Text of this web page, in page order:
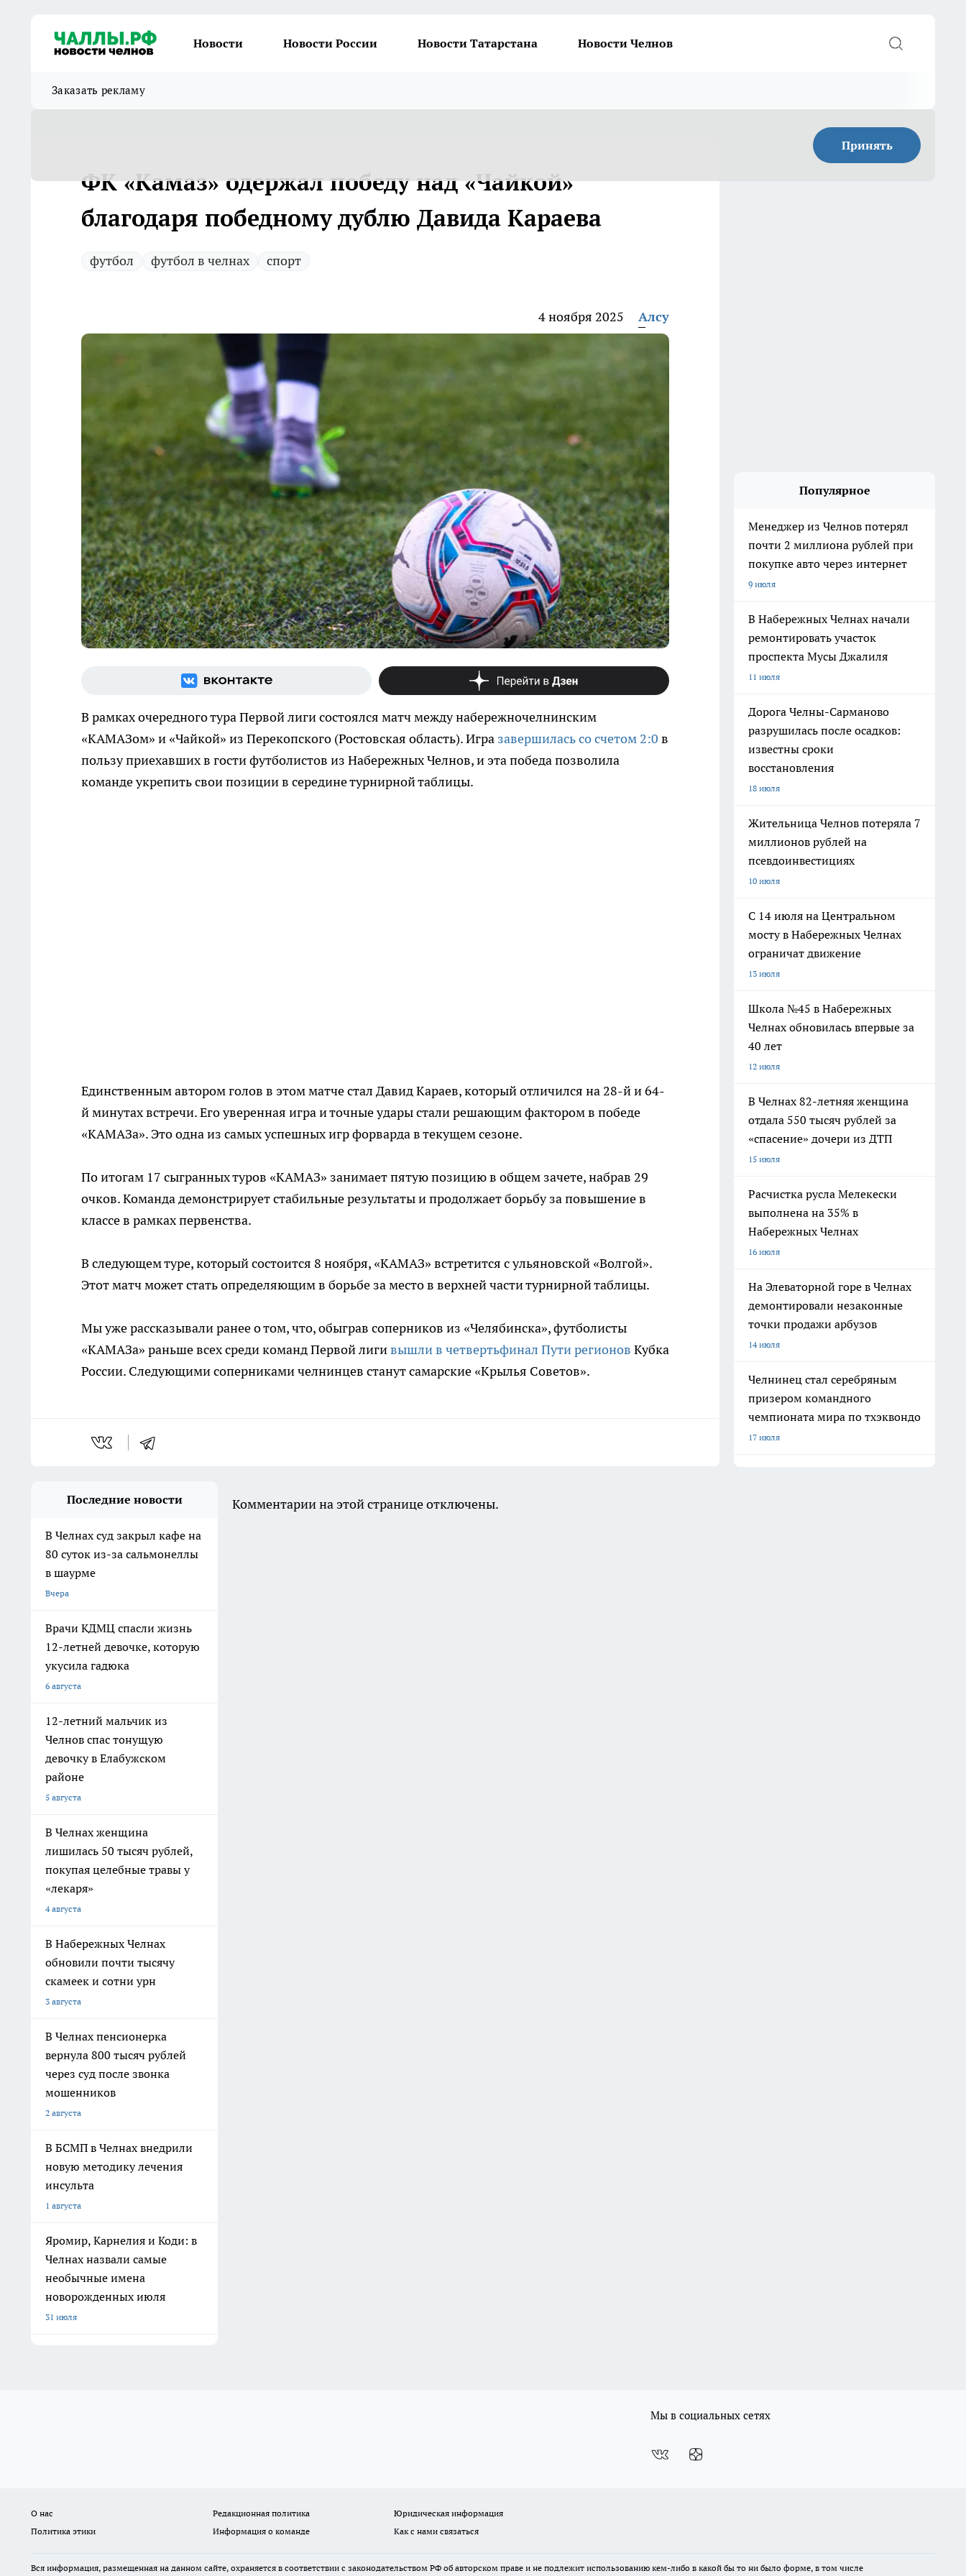
Новости Новости России Новости Татарстана Новости Челнов
Заказать рекламу
Принять
ФК «Камаз» одержал победу над «Чайкой»
благодаря победному дублю Давида Караева
футбол футбол в челнах спорт
4 ноября 2025 Алсу
В рамках очередного тура Первой лиги состоялся матч между набережночелнинским
«КАМАЗом» и «Чайкой» из Перекопского (Ростовская область). Игра завершилась со счетом 2:0 в
пользу приехавших в гости футболистов из Набережных Челнов, и эта победа позволила
команде укрепить свои позиции в середине турнирной таблицы.
Единственным автором голов в этом матче стал Давид Караев, который отличился на 28-й и 64-
й минутах встречи. Его уверенная игра и точные удары стали решающим фактором в победе
«КАМАЗа». Это одна из самых успешных игр форварда в текущем сезоне.
По итогам 17 сыгранных туров «КАМАЗ» занимает пятую позицию в общем зачете, набрав 29
очков. Команда демонстрирует стабильные результаты и продолжает борьбу за повышение в
классе в рамках первенства.
В следующем туре, который состоится 8 ноября, «КАМАЗ» встретится с ульяновской «Волгой».
Этот матч может стать определяющим в борьбе за место в верхней части турнирной таблицы.
Мы уже рассказывали ранее о том, что, обыграв соперников из «Челябинска», футболисты
«КАМАЗа» раньше всехсреди команд Первой лигивышли в четвертьфинал Пути регионов Кубка
России. Следующими соперниками челнинцев станут самарские «Крылья Советов».
Популярное
Менеджер из Челнов потерял
почти 2 миллиона рублей при
покупке авто через интернет
9 июля
В Набережных Челнах начали
ремонтировать участок
проспекта Мусы Джалиля
11 июля
Дорога Челны-Сарманово
разрушилась после осадков:
известны сроки
восстановления
18 июля
Жительница Челнов потеряла 7
миллионов рублей на
псевдоинвестициях
10 июля
С 14 июля на Центральном
мосту в Набережных Челнах
ограничат движение
13 июля
Школа №45 в Набережных
Челнах обновилась впервые за
40 лет
12 июля
В Челнах 82-летняя женщина
отдала 550 тысяч рублей за
«спасение» дочери из ДТП
15 июля
Расчистка русла Мелекески
выполнена на 35% в
Набережных Челнах
16 июля
На Элеваторной горе в Челнах
демонтировали незаконные
точки продажи арбузов
14 июля
Челнинец стал серебряным
призером командного
чемпионата мира по тхэквондо
17 июля
Последние новости
В Челнах суд закрыл кафе на
80 суток из-за сальмонеллы
в шаурме
Вчера
Врачи КДМЦ спасли жизнь
12-летней девочке, которую
укусила гадюка
6 августа
12-летний мальчик из
Челнов спас тонущую
девочку в Елабужском
районе
5 августа
В Челнах женщина
лишилась 50 тысяч рублей,
покупая целебные травы у
«лекаря»
4 августа
В Набережных Челнах
обновили почти тысячу
скамеек и сотни урн
3 августа
В Челнах пенсионерка
вернула 800 тысяч рублей
через суд после звонка
мошенников
2 августа
В БСМП в Челнах внедрили
новую методику лечения
инсульта
1 августа
Яромир, Карнелия и Коди: в
Челнах назвали самые
необычные имена
новорожденных июля
31 июля
Комментарии на этой странице отключены.
Мы в социальных сетях
О нас Редакционная политика
Юридическая информация
Политика этики
Информация о команде Как с нами связаться
Вся информация, размещенная на данном сайте, охраняется в соответствии с законодательством РФ об авторском праве и не подлежит использованию кем-либо в какой бы то ни было форме, в том числе